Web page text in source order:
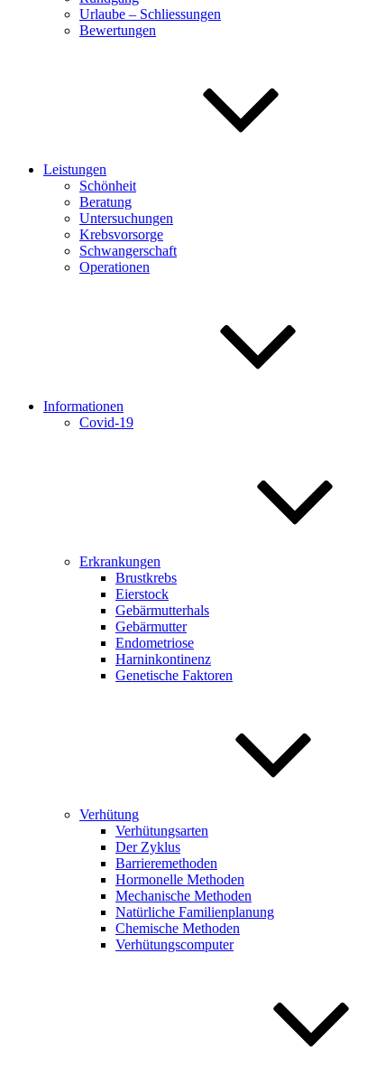
Urlaube – Schliessungen
Bewertungen
Leistungen
Schönheit
Beratung
Untersuchungen
Krebsvorsorge
Schwangerschaft
Operationen
Informationen
Covid-19
Erkrankungen
Brustkrebs
Eierstock
Gebärmutterhals
Gebärmutter
Endometriose
Harninkontinenz
Genetische Faktoren
Verhütung
Verhütungsarten
Der Zyklus
Barrieremethoden
Hormonelle Methoden
Mechanische Methoden
Natürliche Familienplanung
Chemische Methoden
Verhütungscomputer